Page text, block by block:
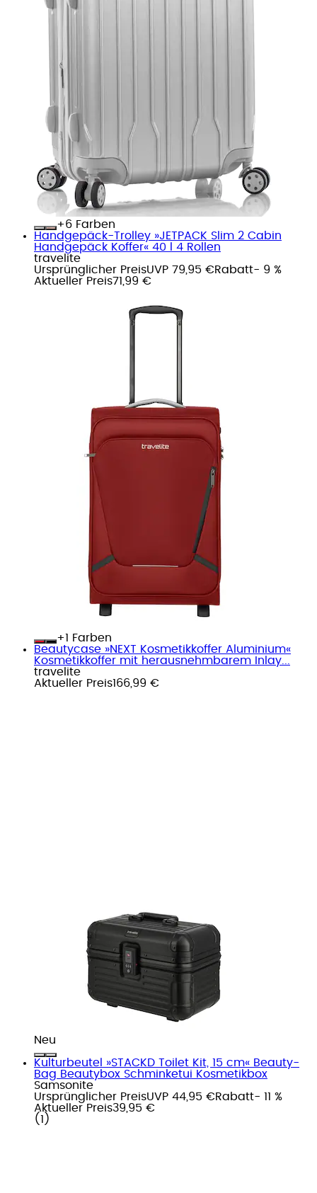
+
Farben
Handgepäck-Trolley »JETPACK Slim 2 Cabin
Handgepäck Koffer« 40 l 4 Rollen
travelite
Ursprünglicher PreisUVP 79,95 €Rabatt- 9 %
Aktueller Preis71,99 €
+
Farben
Beautycase »NEXT Kosmetikkoffer Aluminium«
Kosmetikkoffer mit herausnehmbarem Inlay...
travelite
Aktueller Preis166,99 €
Neu
Kulturbeutel »STACKD Toilet Kit, 15 cm« Beauty-
Bag Beautybox Schminketui Kosmetikbox
Samsonite
Ursprünglicher PreisUVP 44,95 €Rabatt- 11 %
Aktueller Preis39,95 €
( 1 )